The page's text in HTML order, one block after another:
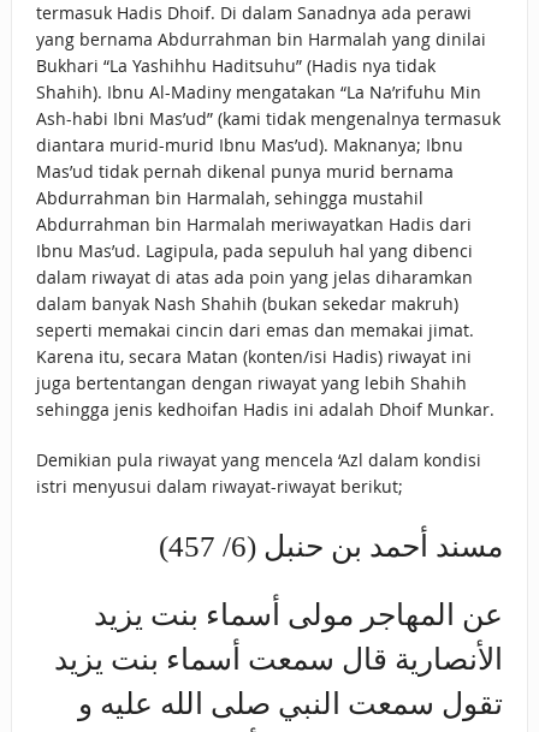
termasuk Hadis Dhoif. Di dalam Sanadnya ada perawi
yang bernama Abdurrahman bin Harmalah yang dinilai
Bukhari “La Yashihhu Haditsuhu” (Hadis nya tidak
Shahih). Ibnu Al-Madiny mengatakan “La Na’rifuhu Min
Ash-habi Ibni Mas’ud” (kami tidak mengenalnya termasuk
diantara murid-murid Ibnu Mas’ud). Maknanya; Ibnu
Mas’ud tidak pernah dikenal punya murid bernama
Abdurrahman bin Harmalah, sehingga mustahil
Abdurrahman bin Harmalah meriwayatkan Hadis dari
Ibnu Mas’ud. Lagipula, pada sepuluh hal yang dibenci
dalam riwayat di atas ada poin yang jelas diharamkan
dalam banyak Nash Shahih (bukan sekedar makruh)
seperti memakai cincin dari emas dan memakai jimat.
Karena itu, secara Matan (konten/isi Hadis) riwayat ini
juga bertentangan dengan riwayat yang lebih Shahih
sehingga jenis kedhoifan Hadis ini adalah Dhoif Munkar.
Demikian pula riwayat yang mencela ‘Azl dalam kondisi
istri menyusui dalam riwayat-riwayat berikut;
مسند أحمد بن حنبل (6/ 457)
عن المهاجر مولى أسماء بنت يزيد
الأنصارية قال سمعت أسماء بنت يزيد
تقول سمعت النبي صلى الله عليه و